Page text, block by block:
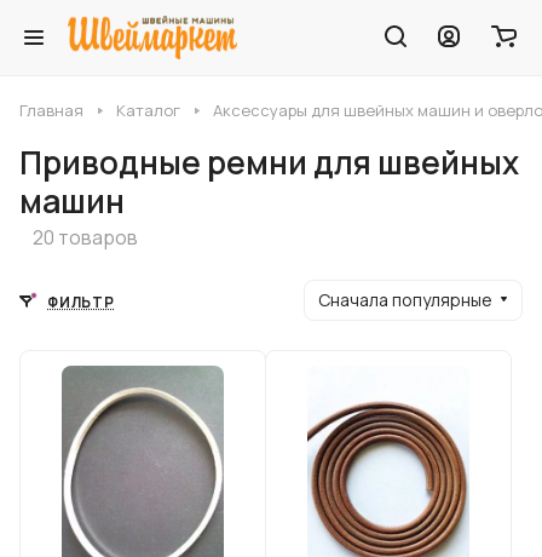
Главная Каталог Аксессуары для швейных машин и
Приводные ремни для швейных
машин
20 товаров
ФИЛЬТР Сначала популярные